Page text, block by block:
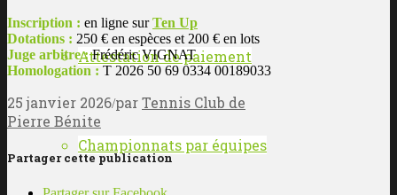
Attestation de paiement
Championnats par équipes
Inscription : en ligne surTen Up
Dotations : 250 € en espèces et 200 € en lots
Juge arbitre :Frédéric VIGNAT
Homologation : T 2026 50 69 0334 00189033
25 janvier 2026/parTennis Club de
Pierre Bénite
Partager cette publication